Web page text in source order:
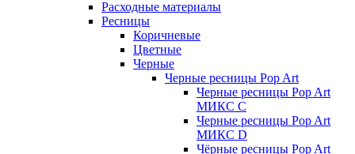
Расходные материалы
Ресницы
Коричневые
Цветные
Черные
Черные ресницы Pop Art
Черные ресницы Pop Art
МИКС C
Черные ресницы Pop Art
МИКС D
Чёрные ресницы Pop Art